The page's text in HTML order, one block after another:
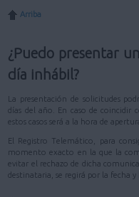
Arriba
¿Puedo presentar
día inhábil?
La presentación de solicitudes
días del año. En caso de
estos casos será a la hora de
El Registro Telemático, para
momento exacto en la que la
evitar el rechazo de dicha
destinataria, se regirá por la fecha y